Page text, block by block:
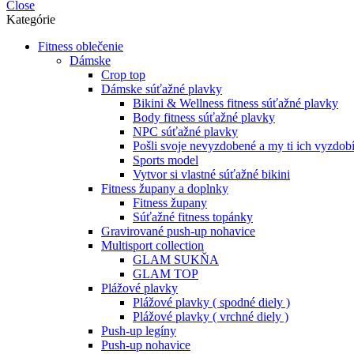
Close
Kategórie
Fitness oblečenie
Dámske
Crop top
Dámske súťažné plavky
Bikini & Wellness fitness súťažné plavky
Body fitness súťažné plavky
NPC súťažné plavky
Pošli svoje nevyzdobené a my ti ich
Sports model
Vytvor si vlastné súťažné bikini
Fitness župany a doplnky
Fitness župany
Súťažné fitness topánky
Gravirované push-up nohavice
Multisport collection
GLAM SUKŇA
GLAM TOP
Plážové plavky
Plážové plavky ( spodné diely )
Plážové plavky ( vrchné diely )
Push-up legíny
Push-up nohavice